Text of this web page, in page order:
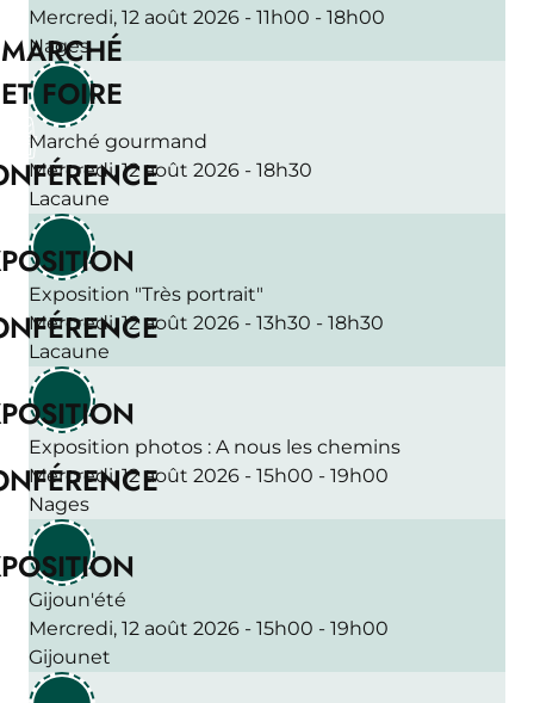
Mercredi, 12 août 2026 - 11h00 - 18h00
Nages
MARCHÉ
ET FOIRE
Marché gourmand
Mercredi, 12 août 2026 - 18h30
Lacaune
Exposition "Très portrait"
Mercredi, 12 août 2026 - 13h30 - 18h30
Lacaune
Exposition photos : A nous les chemins
Mercredi, 12 août 2026 - 15h00 - 19h00
Nages
Gijoun'été
Mercredi, 12 août 2026 - 15h00 - 19h00
Gijounet